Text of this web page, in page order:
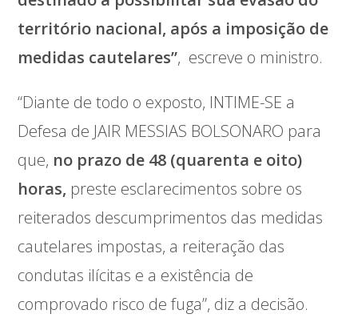
território nacional, após a imposição de
medidas cautelares”, escreve o ministro.
“Diante de todo o exposto, INTIME-SE a
Defesa de JAIR MESSIAS BOLSONARO para
que, no prazo de 48 (quarenta e oito)
horas, preste esclarecimentos sobre os
reiterados descumprimentos das medidas
cautelares impostas, a reiteração das
condutas ilícitas e a existência de
comprovado risco de fuga”, diz a decisão.